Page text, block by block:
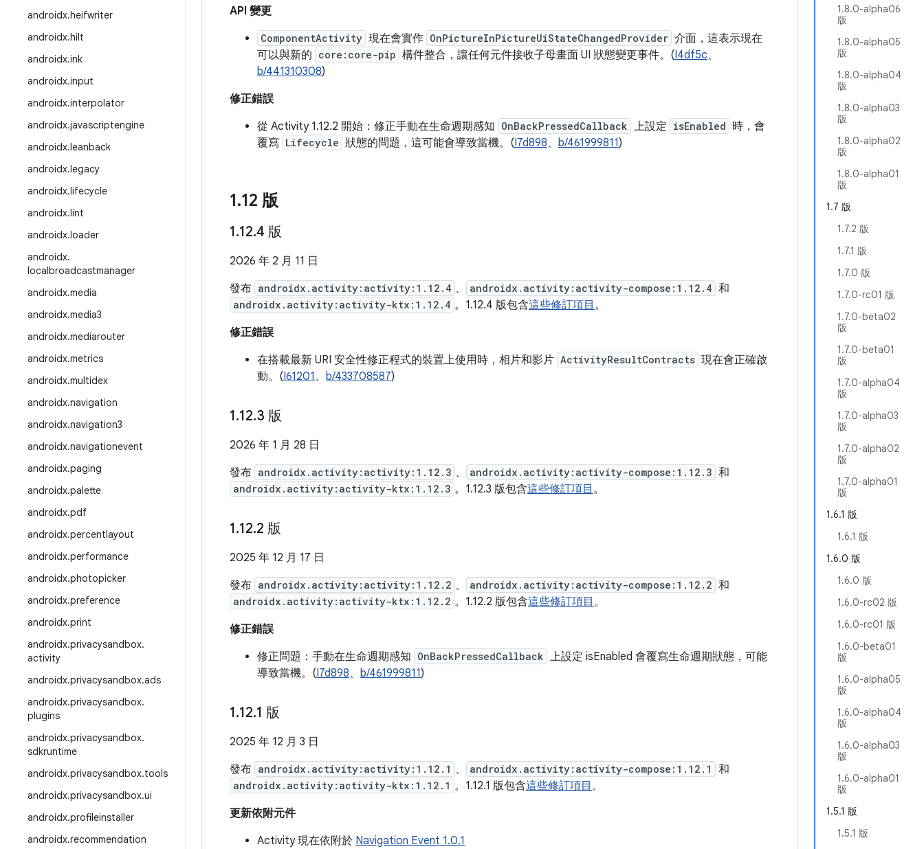
androidx.heifwriter
androidx.hilt
androidx.ink
androidx.input
androidx.interpolator
androidx.javascriptengine
androidx.leanback
androidx.legacy
androidx.lifecycle
androidx.lint
androidx.loader
androidx.
localbroadcastmanager
androidx.media
androidx.media3
androidx.mediarouter
androidx.metrics
androidx.multidex
androidx.navigation
androidx.navigation3
androidx.navigationevent
androidx.paging
androidx.palette
androidx.pdf
androidx.percentlayout
androidx.performance
androidx.photopicker
androidx.preference
androidx.print
androidx.privacysandbox.
activity
androidx.privacysandbox.ads
androidx.privacysandbox.
plugins
androidx.privacysandbox.
sdkruntime
androidx.privacysandbox.tools
androidx.privacysandbox.ui
androidx.profileinstaller
androidx.recommendation
1.8.0-alpha06
版
1.8.0-alpha05
版
1.8.0-alpha04
版
1.8.0-alpha03
版
1.8.0-alpha02
版
1.8.0-alpha01
版
1.7 版
1.7.2 版
1.7.1 版
1.7.0 版
1.7.0-rc01 版
1.7.0-beta02
版
1.7.0-beta01
版
1.7.0-alpha04
版
1.7.0-alpha03
版
1.7.0-alpha02
版
1.7.0-alpha01
版
1.6.1 版
1.6.1 版
1.6.0 版
1.6.0 版
1.6.0-rc02 版
1.6.0-rc01 版
1.6.0-beta01
版
1.6.0-alpha05
版
1.6.0-alpha04
版
1.6.0-alpha03
版
1.6.0-alpha01
版
1.5.1 版
1.5.1 版
API 變更
ComponentActivity 現在會實作 OnPictureInPictureUiStateChangedProvider 介面，這表示現在
可以與新的 core:core-pip 構件整合，讓任何元件接收子母畫面 UI 狀態變更事件。(I4df5c、
b/441310308)
修正錯誤
從 Activity 1.12.2 開始：修正手動在生命週期感知 OnBackPressedCallback 上設定 isEnabled 時，會
覆寫 Lifecycle 狀態的問題，這可能會導致當機。(I7d898、 b/461999811)
1.12 版
1.12.4 版
2026 年 2 月 11 日
發布 androidx.activity:activity:1.12.4 、 androidx.activity:activity-compose:1.12.4 和
androidx.activity:activity-ktx:1.12.4 。1.12.4 版包含這些修訂項目 。
修正錯誤
在搭載最新 URI 安全性修正程式的裝置上使用時，相片和影片 ActivityResultContracts 現在會正確啟
動。(I61201 、 b/433708587)
1.12.3 版
2026 年 1 月 28 日
發布 androidx.activity:activity:1.12.3 、 androidx.activity:activity-compose:1.12.3 和
androidx.activity:activity-ktx:1.12.3 。1.12.3 版包含這些修訂項目 。
1.12.2 版
2025 年 12 月 17 日
發布 androidx.activity:activity:1.12.2 、 androidx.activity:activity-compose:1.12.2 和
androidx.activity:activity-ktx:1.12.2 。1.12.2 版包含這些修訂項目 。
修正錯誤
修正問題：手動在生命週期感知 OnBackPressedCallback 上設定 isEnabled 會覆寫生命週期狀態，可能
導致當機。(I7d898、 b/461999811)
1.12.1 版
2025 年 12 月 3 日
發布 androidx.activity:activity:1.12.1 、 androidx.activity:activity-compose:1.12.1 和
androidx.activity:activity-ktx:1.12.1 。1.12.1 版包含這些修訂項目 。
更新依附元件
Activity 現在依附於 Navigation Event 1.0.1